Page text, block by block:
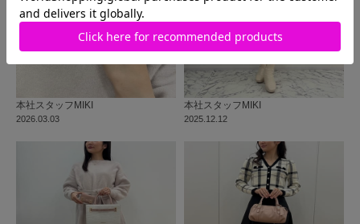
2026.03.03
本社スタッフ MIKI
2025.12.12
本社スタッフ MIKI